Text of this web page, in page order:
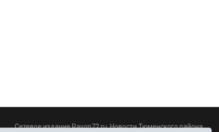
Сетевое издание Rayon72.ru. Новости Тюменского района.